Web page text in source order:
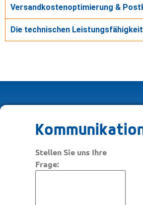
Versandkostenoptimierung &
Die technischen Leistungsfähigkeit
Stellen Sie uns Ihre
Frage: